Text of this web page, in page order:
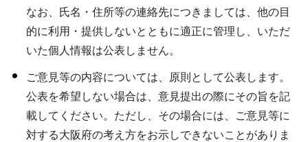
なお、氏名・住所等の連絡先につきましては、他の目
的に利用・提供しないとともに適正に管理し、いただ
いた個人情報は公表しません。
ご意見等の内容については、原則として公表します。
公表を希望しない場合は、意見提出の際にその旨を記
載してください。ただし、その場合には、ご意見等に
対する大阪府の考え方をお示しできないことがありま